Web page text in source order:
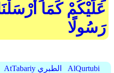
عَلَيْكُمْ كَمَا
رَسُولًا
AtTabariy الطبري
AlQurtubi